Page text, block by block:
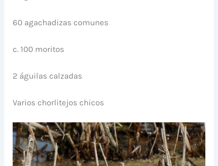
60 agachadizas comunes
c. 100 moritos
2 águilas calzadas
Varios chorlitejos chicos